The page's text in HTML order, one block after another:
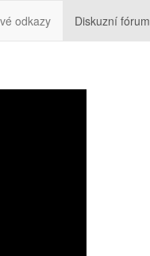
odkazy Diskuzní fórum